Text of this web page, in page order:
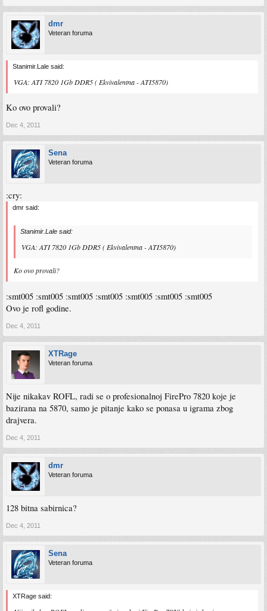
dmr
Veteran foruma
Stanimir.Lale said:
VGA: ATI 7820 1Gb DDR5 ( Ekvivalentna - ATI5870)
Ko ovo provali?
Dec 4, 2011
Sena
Veteran foruma
:cry:
dmr said:
Stanimir.Lale said:
VGA: ATI 7820 1Gb DDR5 ( Ekvivalentna - ATI5870)
Ko ovo provali?
:smt005 :smt005 :smt005 :smt005 :smt005 :smt005 :smt005
Ovo je rofl godine.
Dec 4, 2011
XTRage
Veteran foruma
Nije nikakav ROFL, radi se o profesionalnoj FirePro 7820 koje je
bazirana na 5870, samo je pitanje kako se ponasa u igrama zbog
drajvera.
Dec 4, 2011
dmr
Veteran foruma
128 bitna sabirnica?
Dec 4, 2011
Sena
Veteran foruma
XTRage said: